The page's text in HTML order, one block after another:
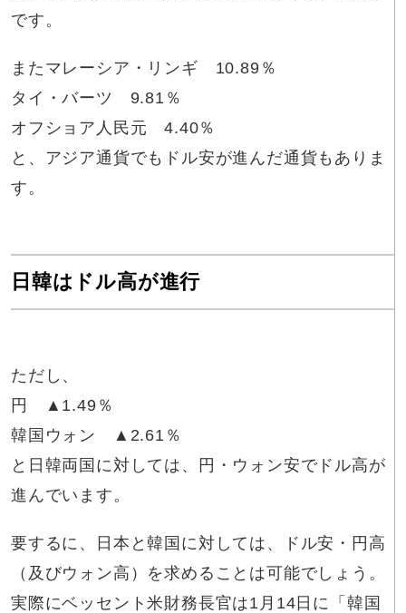
です。
またマレーシア・リンギ 10.89％
タイ・バーツ 9.81％
オフショア人民元 4.40％
と、アジア通貨でもドル安が進んだ通貨もありま
す。
日韓はドル高が進行
ただし、
円 ▲1.49％
韓国ウォン ▲2.61％
と日韓両国に対しては、円・ウォン安でドル高が
進んでいます。
要するに、日本と韓国に対しては、ドル安・円高
（及びウォン高）を求めることは可能でしょう。
実際にベッセント米財務長官は1月14日に「韓国